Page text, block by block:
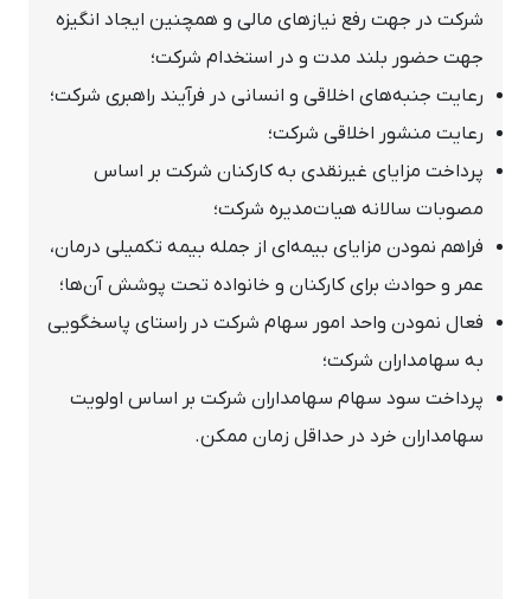
شرکت در جهت رفع نیازهای مالی و همچنین ایجاد انگیزه
جهت حضور بلند مدت و در استخدام شرکت؛
رعایت جنبه‌های اخلاقی و انسانی در فرآیند راهبری شرکت؛
رعایت منشور اخلاقی شرکت؛
پرداخت مزایای غیرنقدی به کارکنان شرکت بر اساس
مصوبات سالانه هیات‌مدیره شرکت؛
فراهم نمودن مزایای بیمه‌ای از جمله بیمه تکمیلی درمان،
عمر و حوادث برای کارکنان و خانواده تحت پوشش آن‌ها؛
فعال نمودن واحد امور سهام شرکت در راستای پاسخگویی
به سهامداران شرکت؛
پرداخت سود سهام سهامداران شرکت بر اساس اولویت
سهامداران خرد در حداقل زمان ممکن.